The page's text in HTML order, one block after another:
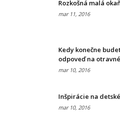
Rozkošná malá
mar 11, 2016
Kedy konečne
odpoveď na
mar 10, 2016
Inšpirácie na
mar 10, 2016